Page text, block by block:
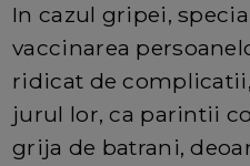
In cazul gripei,
vaccinarea
ridicat de
jurul lor, ca parintii
grija de batrani,